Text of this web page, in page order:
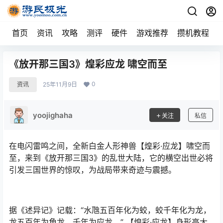
首页 资讯 攻略 测评 硬件 游戏推荐 攒机教程
《放开那三国3》煌彩应龙 啸空而至
资讯 25年11月9日 0
yoojighaha 关注 私信
在电闪雷鸣之间，全新白金人形神兽【煌彩·应龙】啸空而
至，来到《放开那三国3》的乱世大陆，它的横空出世必将
引发三国世界的惊叹，为战局带来奇迹与震撼。
据《述异记》记载：“水虺五百年化为蛟，蛟千年化为龙，